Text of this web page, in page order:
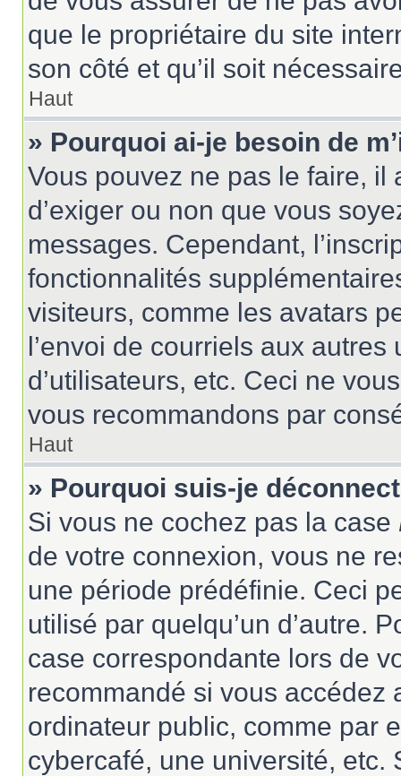
que le propriétaire du site
son côté et qu’il soit
Haut
» Pourquoi ai-je besoin de
Vous pouvez ne pas le faire, il
d’exiger ou non que vous
messages. Cependant,
fonctionnalités
visiteurs, comme les avatars
l’envoi de courriels aux
d’utilisateurs, etc. Ceci ne
vous recommandons par
Haut
» Pourquoi suis-je
Si vous ne cochez pas la case
de votre connexion, vous ne
une période prédéfinie. Ceci
utilisé par quelqu’un d’autre.
case correspondante lors de
recommandé si vous accédez
ordinateur public, comme par
cybercafé, une université, etc.